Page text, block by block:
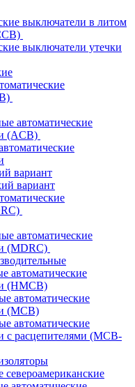
выключатели в литом
выключатели утечки
автоматические
(ACB)
вариант
вариант
автоматические
(MDRC)
автоматические
(HMCB)
автоматические
(MCB)
автоматические
с расцепителями (MCB-
североамериканские